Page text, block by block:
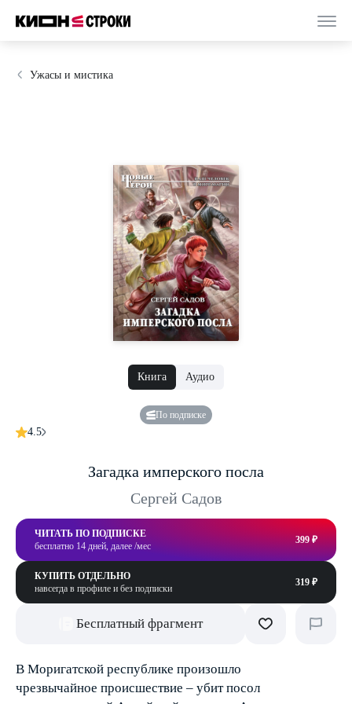
Ужасы и мистика
Книга Аудио
По подписке
4.5
Загадка имперского посла
Сергей Садов
ЧИТАТЬ ПО ПОДПИСКЕ
бесплатно 14 дней, далее /мес
399 ₽
КУПИТЬ ОТДЕЛЬНО
навсегда в профиле и без подписки
319 ₽
Бесплатный фрагмент
В Моригатской республике произошло
чрезвычайное происшествие – убит посол